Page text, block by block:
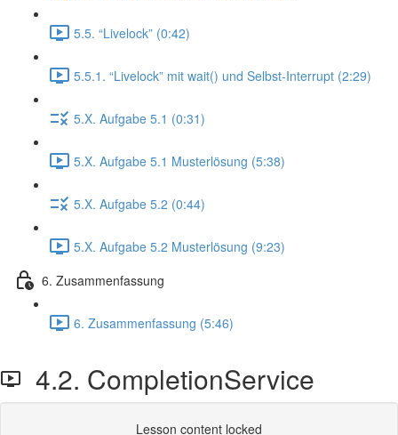
5.5. “Livelock” (0:42)
5.5.1. “Livelock” mit wait() und Selbst-Interrupt (2:29)
5.X. Aufgabe 5.1 (0:31)
5.X. Aufgabe 5.1 Musterlösung (5:38)
5.X. Aufgabe 5.2 (0:44)
5.X. Aufgabe 5.2 Musterlösung (9:23)
6. Zusammenfassung
6. Zusammenfassung (5:46)
4.2. CompletionService
Lesson content locked